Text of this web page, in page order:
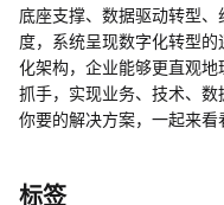
底座支撑、数据驱动转型
度，系统呈现数字化转型
化架构，企业能够更直观
抓手，实现业务、技术、
你要的解决方案，一起来看
标签